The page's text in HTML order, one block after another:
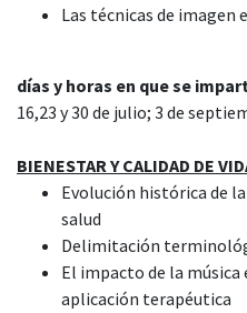
Las técnicas de imagen
días y horas en que se
16,23 y 30 de julio; 3 de
BIENESTAR Y CALIDAD DE
Evolución histórica de
salud
Delimitación
El impacto de la música
aplicación terapéutica